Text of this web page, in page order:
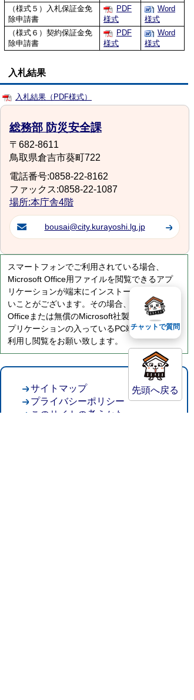
（様式５）入札保証金免
除申請書
PDF
様式
Word
様式
（様式６）契約保証金免
除申請書
PDF
様式
Word
様式
入札結果
入札結果（PDF様式）
総務部 防災安全課
〒682-8611
鳥取県倉吉市葵町722
電話番号:0858-22-8162
ファックス:0858-22-1087
場所:本庁舎4階
bousai@city.kurayoshi.lg.jp
スマートフォンでご利用されている場合、
Microsoft Office用ファイルを閲覧できるアプ
リケーションが端末にインストールされていな
いことがございます。その場合、Microsoft
Officeまたは無償のMicrosoft社製ビューアーア
プリケーションの入っているPC端末などをご
利用し閲覧をお願い致します。
先頭へ戻る
サイトマップ
プライバシーポリシー
このサイトの考えかた
チャットで質問